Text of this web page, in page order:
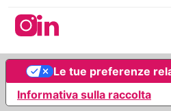
Informativa sulla raccolta
Le tue preferenze